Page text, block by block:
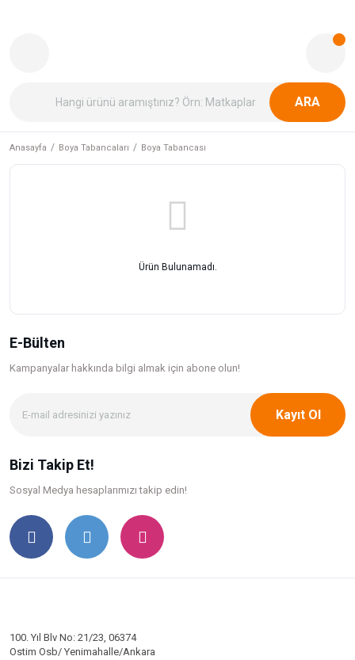
ARA
Anasayfa Boya Tabancaları Boya Tabancası
Ürün Bulunamadı.
E-Bülten
Kampanyalar hakkında bilgi almak için abone olun!
Kayıt Ol
Bizi Takip Et!
Sosyal Medya hesaplarımızı takip edin!
100. Yıl Blv No: 21/23, 06374
Ostim Osb/ Yenimahalle/Ankara